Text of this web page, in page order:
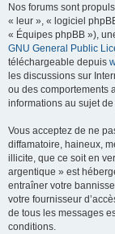
Nos forums sont
« leur », « logiciel
« Équipes phpBB »),
GNU General Public
téléchargeable depuis
les discussions sur
ou des comportements
informations au sujet
Vous acceptez de ne
diffamatoire, haineux,
illicite, que ce soit en
argentique » est
entraîner votre
votre fournisseur
de tous les messages
conditions.